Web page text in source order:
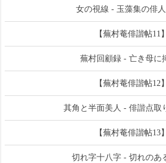
女の視線 - 玉藻集の俳
【蕪村菴俳諧帖11】
蕪村回顧録 - 亡き母に
【蕪村菴俳諧帖12】
其角と半面美人 - 俳諧点取
【蕪村菴俳諧帖13】
切れ字十八字 - 切れのあ